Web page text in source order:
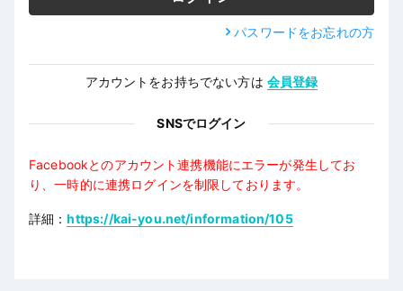
パスワードをお忘れの方
アカウントをお持ちでない方は 会員登録
SNSでログイン
Facebookとのアカウント連携機能にエラーが発生してお
り、一時的に連携ログインを制限しております。
詳細：https://kai-you.net/information/105